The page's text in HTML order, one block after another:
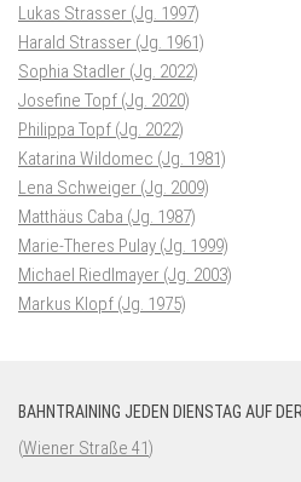
Lukas Strasser (Jg. 1997)
Harald Strasser (Jg. 1961)
Sophia Stadler (Jg. 2022)
Josefine Topf (Jg. 2020)
Philippa Topf (Jg. 2022)
Katarina Wildomec (Jg. 1981)
Lena Schweiger (Jg. 2009)
Matthäus Caba (Jg. 1987)
Marie-Theres Pulay (Jg. 1999)
Michael Riedlmayer (Jg. 2003)
Markus Klopf (Jg. 1975)
BAHNTRAINING JEDEN DIENSTAG AUF
(Wiener Straße 41)